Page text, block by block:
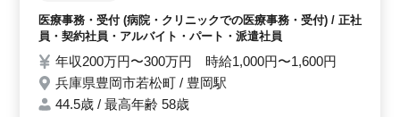
療補助 ＊50代もご活躍中 ＊残業少なめ！ ＊
車通勤可能！ ＊駅徒歩8分程度 医療事務、
医療秘書、クラーク等今までの経験を活かし
て働ける方を募集！ 皆様のご応募お待ちし
ております＼＾＾／
医療事務・受付 (病院・クリニックでの医療事務・受付) / 正社
員・契約社員・アルバイト・パート・派遣社員
年収200万円〜300万円 時給1,000円〜1,600円
兵庫県豊岡市若松町 / 豊岡駅
44.5歳 / 最高年齢 58歳